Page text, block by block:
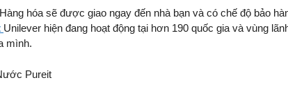
hóa sẽ được giao ngay đến nhà bạn và có chế độ bảo
Unilever hiện đang hoạt động tại hơn 190 quốc gia và vùng
mình.
Pureit